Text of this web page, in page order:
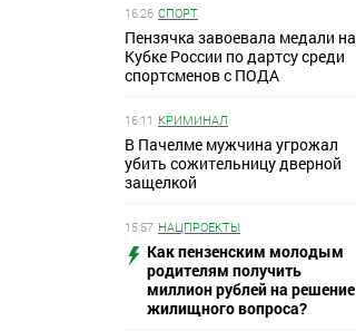
16:26 СПОРТ
Пензячка завоевала медали на
Кубке России по дартсу среди
спортсменов с ПОДА
16:11 КРИМИНАЛ
В Пачелме мужчина угрожал
убить сожительницу дверной
защелкой
15:57 НАЦПРОЕКТЫ
Как пензенским молодым
родителям получить
миллион рублей на решение
жилищного вопроса?